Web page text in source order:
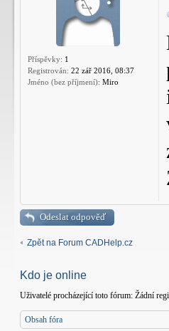
Příspěvky: 1
Registrován: 22 zář 2016, 08:37
Jméno (bez příjmení): Miro
Odeslat odpověď
Zpět na Forum CADHelp.cz
Kdo je online
Uživatelé procházející toto fórum: Žádní
Obsah fóra